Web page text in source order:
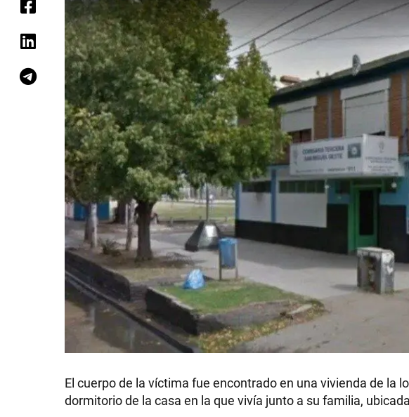
El cuerpo de la víctima fue encontrado en una vivienda de la
dormitorio de la casa en la que vivía junto a su familia,